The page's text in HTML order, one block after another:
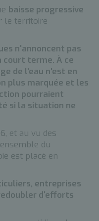
baisse progressive
le territoire
n'annoncent pas
terme. À ce
de l'eau n'est en
plus marquée et les
pourraient
si la situation ne
et au vu des
du
est placé en
entreprises
d'efforts